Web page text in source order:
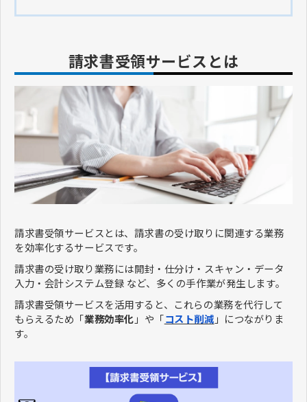
請求書受領サービスとは
請求書受領サービスとは、請求書の受け取りに関連する業務
を効率化するサービスです。
請求書の受け取り業務には開封・仕分け・スキャン・データ
入力・会計システム登録 など、多くの手作業が発生します。
請求書受領サービスを活用すると、これらの業務を代行して
もらえるため「業務効率化 」や「コスト削減 」につながりま
す。